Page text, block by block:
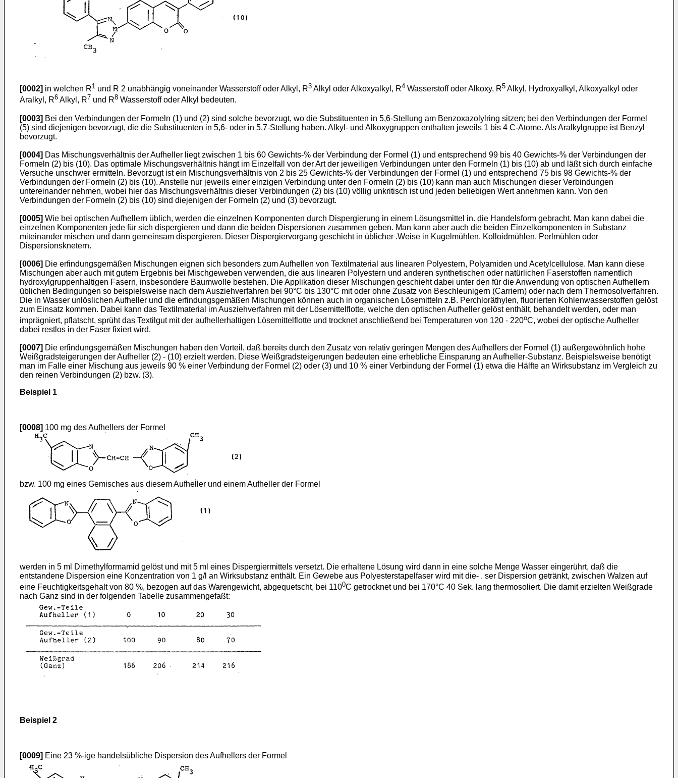
[0002] in welchen R1 und R 2 unabhängig voneinander Wasserstoff oder Alkyl, R3 Alkyl oder Alkoxyalkyl, R4 Wasserstoff oder Alkoxy, R5 Alkyl, Hydroxyalkyl, Alkoxyalkyl oder
Aralkyl, R6 Alkyl, R7 und R8 Wasserstoff oder Alkyl bedeuten.
[0003] Bei den Verbindungen der Formeln (1) und (2) sind solche bevorzugt, wo die Substituenten in 5,6-Stellung am Benzoxazolylring sitzen; bei den Verbindungen der Formel
(5) sind diejenigen bevorzugt, die die Substituenten in 5,6- oder in 5,7-Stellung haben. Alkyl- und Alkoxygruppen enthalten jeweils 1 bis 4 C-Atome. Als Aralkylgruppe ist Benzyl
bevorzugt.
[0004] Das Mischungsverhältnis der Aufheller liegt zwischen 1 bis 60 Gewichts-% der Verbindung der Formel (1) und entsprechend 99 bis 40 Gewichts-% der Verbindungen der
Formeln (2) bis (10). Das optimale Mischungsverhältnis hängt im Einzelfall von der Art der jeweiligen Verbindungen unter den Formeln (1) bis (10) ab und läßt sich durch einfache
Versuche unschwer ermitteln. Bevorzugt ist ein Mischungsverhältnis von 2 bis 25 Gewichts-% der Verbindungen der Formel (1) und entsprechend 75 bis 98 Gewichts-% der
Verbindungen der Formeln (2) bis (10). Anstelle nur jeweils einer einzigen Verbindung unter den Formeln (2) bis (10) kann man auch Mischungen dieser Verbindungen
untereinander nehmen, wobei hier das Mischungsverhältnis dieser Verbindungen (2) bis (10) völlig unkritisch ist und jeden beliebigen Wert annehmen kann. Von den
Verbindungen der Formeln (2) bis (10) sind diejenigen der Formeln (2) und (3) bevorzugt.
[0005] Wie bei optischen Aufhellern üblich, werden die einzelnen Komponenten durch Dispergierung in einem Lösungsmittel in. die Handelsform gebracht. Man kann dabei die
einzelnen Komponenten jede für sich dispergieren und dann die beiden Dispersionen zusammen geben. Man kann aber auch die beiden Einzelkomponenten in Substanz
miteinander mischen und dann gemeinsam dispergieren. Dieser Dispergiervorgang geschieht in üblicher .Weise in Kugelmühlen, Kolloidmühlen, Perlmühlen oder
Dispersionsknetern.
[0006] Die erfindungsgemäßen Mischungen eignen sich besonders zum Aufhellen von Textilmaterial aus linearen Polyestern, Polyamiden und Acetylcellulose. Man kann diese
Mischungen aber auch mit gutem Ergebnis bei Mischgeweben verwenden, die aus linearen Polyestern und anderen synthetischen oder natürlichen Faserstoffen namentlich
hydroxylgruppenhaltigen Fasern, insbesondere Baumwolle bestehen. Die Applikation dieser Mischungen geschieht dabei unter den für die Anwendung von optischen Aufhellern
üblichen Bedingungen so beispielsweise nach dem Ausziehverfahren bei 90°C bis 130°C mit oder ohne Zusatz von Beschleunigern (Carriern) oder nach dem Thermosolverfahren.
Die in Wasser unlöslichen Aufheller und die erfindungsgemäßen Mischungen können auch in organischen Lösemitteln z.B. Perchloräthylen, fluorierten Kohlenwasserstoffen gelöst
zum Einsatz kommen. Dabei kann das Textilmaterial im Ausziehverfahren mit der Lösemittelflotte, welche den optischen Aufheller gelöst enthält, behandelt werden, oder man
imprägniert, pflatscht, sprüht das Textilgut mit der aufhellerhaltigen Lösemittelflotte und trocknet anschließend bei Temperaturen von 120 - 220oC, wobei der optische Aufheller
dabei restlos in der Faser fixiert wird.
[0007] Die erfindungsgemäßen Mischungen haben den Vorteil, daß bereits durch den Zusatz von relativ geringen Mengen des Aufhellers der Formel (1) außergewöhnlich hohe
Weißgradsteigerungen der Aufheller (2) - (10) erzielt werden. Diese Weißgradsteigerungen bedeuten eine erhebliche Einsparung an Aufheller-Substanz. Beispielsweise benötigt
man im Falle einer Mischung aus jeweils 90 % einer Verbindung der Formel (2) oder (3) und 10 % einer Verbindung der Formel (1) etwa die Hälfte an Wirksubstanz im Vergleich zu
den reinen Verbindungen (2) bzw. (3).
Beispiel 1
[0008] 100 mg des Aufhellers der Formel
bzw. 100 mg eines Gemisches aus diesem Aufheller und einem Aufheller der Formel
werden in 5 ml Dimethylformamid gelöst und mit 5 ml eines Dispergiermittels versetzt. Die erhaltene Lösung wird dann in eine solche Menge Wasser eingerührt, daß die
entstandene Dispersion eine Konzentration von 1 g/l an Wirksubstanz enthält. Ein Gewebe aus Polyesterstapelfaser wird mit die- . ser Dispersion getränkt, zwischen Walzen auf
eine Feuchtigkeitsgehalt von 80 %, bezogen auf das Warengewicht, abgequetscht, bei 1100C getrocknet und bei 170°C 40 Sek. lang thermosoliert. Die damit erzielten Weißgrade
nach Ganz sind in der folgenden Tabelle zusammengefaßt:
Beispiel 2
[0009] Eine 23 %-ige handelsübliche Dispersion des Aufhellers der Formel